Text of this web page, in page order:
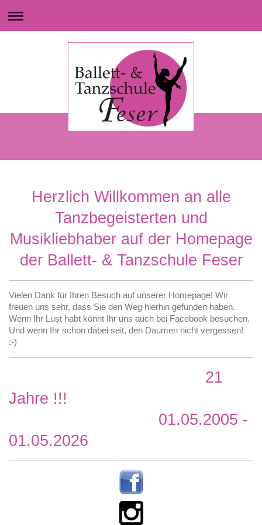
Herzlich Willkommen an alle
Tanzbegeisterten und
Musikliebhaber auf der Homepage
der Ballett- & Tanzschule Feser
Vielen Dank für Ihren Besuch auf unserer Homepage! Wir
freuen uns sehr, dass Sie den Weg hierhin gefunden haben.
Wenn Ihr Lust habt könnt Ihr uns auch bei Facebook besuchen.
Und wenn Ihr schon dabei seit, den Daumen nicht vergessen!
;-)
21
Jahre !!!
01.05.2005 -
01.05.2026